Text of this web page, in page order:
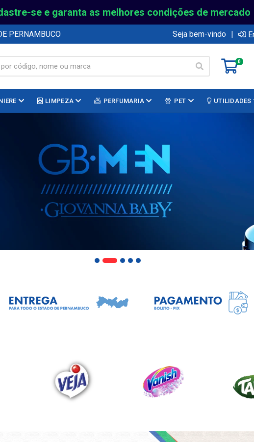
se e garanta as melhores condições de mercado
PERNAMBUCO Seja bem-vindo |
0
LIMPEZA PERFUMARIA PET UTILIDADES